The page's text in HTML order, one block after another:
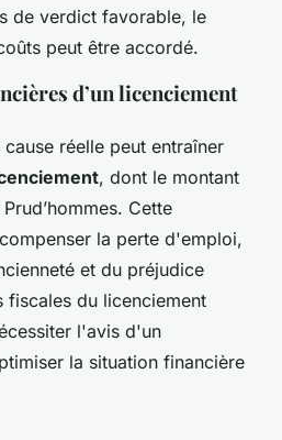
de verdict favorable, le
peut être accordé.
d’un licenciement
réelle peut entraîner
, dont le montant
Cette
la perte d'emploi,
et du préjudice
fiscales du licenciement
l'avis d'un
la situation financière